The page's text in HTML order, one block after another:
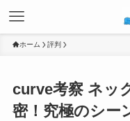
ホーム 評判
curve考察 ネッ
密！究極のシー